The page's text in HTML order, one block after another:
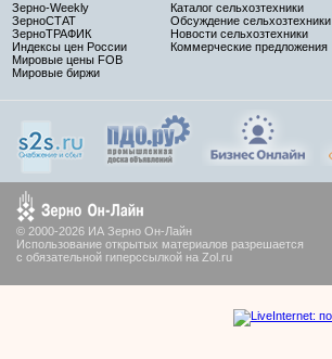
Зерно-Weekly
ЗерноСТАТ
ЗерноТРАФИК
Индексы цен России
Мировые цены FOB
Мировые биржи
Каталог сельхозтехники
Обсуждение сельхозтехники
Новости сельхозтехники
Коммерческие предложения
© 2000-2026 ИА Зерно Он-Лайн
Использование открытых материалов разрешается
с обязательной гиперссылкой на Zol.ru